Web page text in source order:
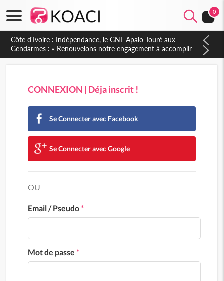
0
Côte d'Ivoire : Indépendance, le GNL Apalo Touré aux
Gendarmes : « Renouvelons notre engagement à accomplir
notre mission avec honneur, discipline, loyauté et
CONNEXION | Déja inscrit !
Se Connecter avec Facebook
Se Connecter avec Google
OU
Email / Pseudo*
Mot de passe *